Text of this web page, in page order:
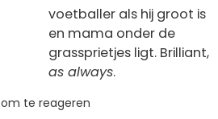
voetballer als hij groot is
en mama onder de
grassprietjes ligt. Brilliant,
as always.
om te reageren